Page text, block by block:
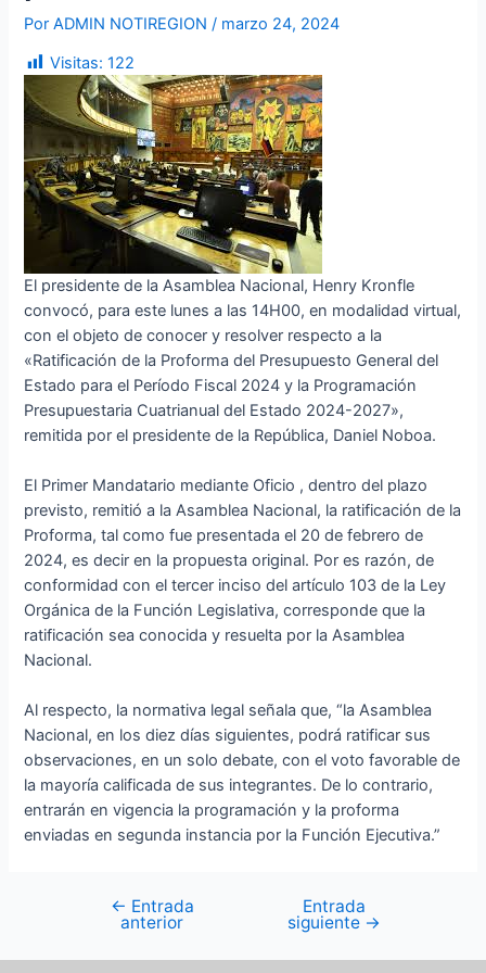
PorADMIN NOTIREGION/ marzo 24, 2024
Visitas: 122
El presidente de la Asamblea Nacional, Henry Kronfle
convocó, para este lunes a las 14H00, en modalidad virtual,
con el objeto de conocer y resolver respecto a la
«Ratificación de la Proforma del Presupuesto General del
Estado para el Período Fiscal 2024 y la Programación
Presupuestaria Cuatrianual del Estado 2024-2027»,
remitida por el presidente de la República, Daniel Noboa.
El Primer Mandatario mediante Oficio , dentro del plazo
previsto, remitió a la Asamblea Nacional, la ratificación de la
Proforma, tal como fue presentada el 20 de febrero de
2024, es decir en la propuesta original. Por es razón, de
conformidad con el tercer inciso del artículo 103 de la Ley
Orgánica de la Función Legislativa, corresponde que la
ratificación sea conocida y resuelta por la Asamblea
Nacional.
Al respecto, la normativa legal señala que, “la Asamblea
Nacional, en los diez días siguientes, podrá ratificar sus
observaciones, en un solo debate, con el voto favorable de
la mayoría calificada de sus integrantes. De lo contrario,
entrarán en vigencia la programación y la proforma
enviadas en segunda instancia por la Función Ejecutiva.”
← Entrada
anterior
Entrada
siguiente →